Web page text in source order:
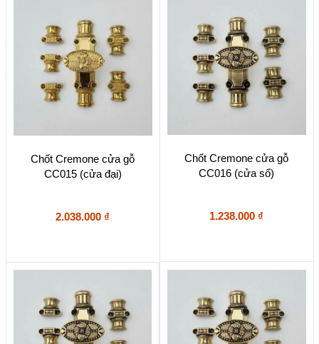
Chốt Cremone cửa gỗ
CC015 (cửa đại)
2.038.000 ₫
Chốt Cremone cửa gỗ
CC016 (cửa sổ)
1.238.000 ₫